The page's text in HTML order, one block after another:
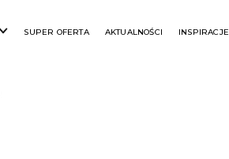
SUPER OFERTA AKTUALNOŚCI INSPIRACJE